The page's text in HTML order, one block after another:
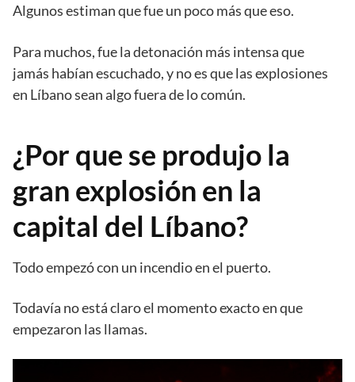
Algunos estiman que fue un poco más que eso.
Para muchos, fue la detonación más intensa que
jamás habían escuchado, y no es que las explosiones
en Líbano sean algo fuera de lo común.
¿Por que se produjo la
gran explosión en la
capital del Líbano?
Todo empezó con un incendio en el puerto.
Todavía no está claro el momento exacto en que
empezaron las llamas.